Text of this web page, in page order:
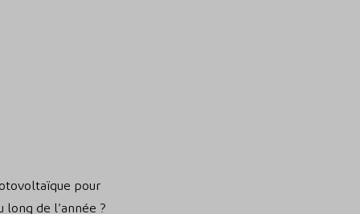
pour
de l’année ?